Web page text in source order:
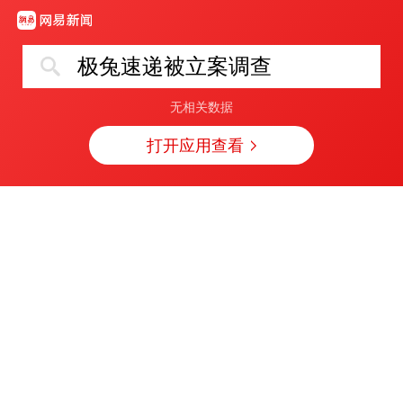
极兔速递被立案调查
无相关数据
打开应用查看